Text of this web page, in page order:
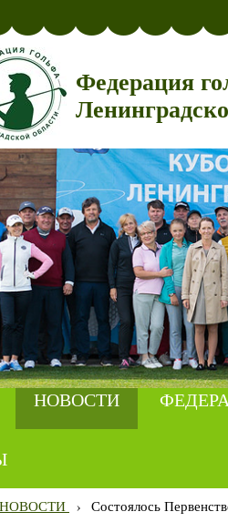
Федерация
НОВОСТИ
НОВОСТИ › Состоялось